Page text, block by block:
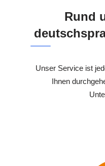
Rund
Unser Service ist
Ihnen